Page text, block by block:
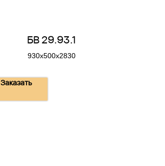
БВ 29.93.1
930х500х2830
Заказать